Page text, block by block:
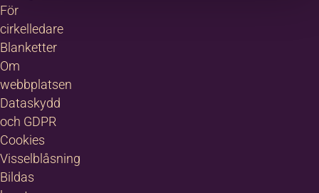
För
cirkelledare
Blanketter
Om
webbplatsen
Dataskydd
och GDPR
Cookies
Visselblåsning
Bildas